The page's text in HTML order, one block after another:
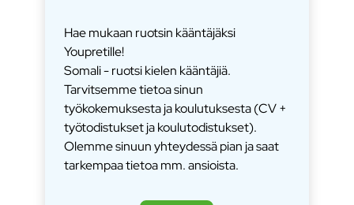
Hae mukaan ruotsin kääntäjäksi
Youpretille!
Somali - ruotsi kielen kääntäjiä.
Tarvitsemme tietoa sinun
työkokemuksesta ja koulutuksesta (CV +
työtodistukset ja koulutodistukset).
Olemme sinuun yhteydessä pian ja saat
tarkempaa tietoa mm. ansioista.